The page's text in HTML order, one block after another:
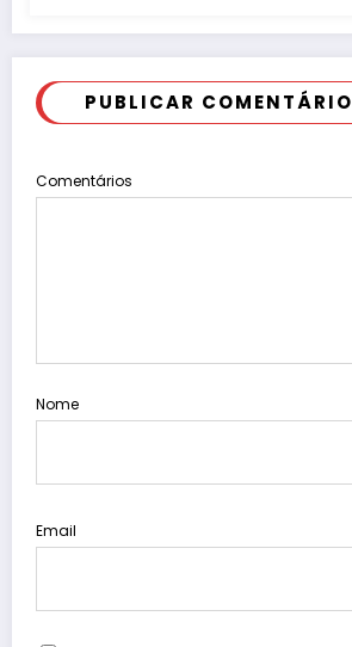
PUBLICAR COMENTÁRIO
Comentários
Nome
Email